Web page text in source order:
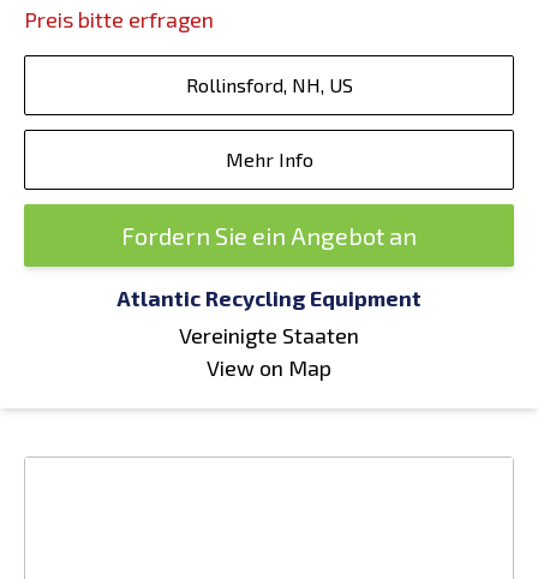
Preis bitte erfragen
Rollinsford, NH, US
Mehr Info
Fordern Sie ein Angebot an
Atlantic Recycling Equipment
Vereinigte Staaten
View on Map